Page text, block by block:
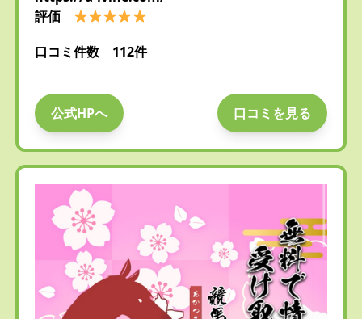
評価
口コミ件数 112件
公式HPへ 口コミを見る